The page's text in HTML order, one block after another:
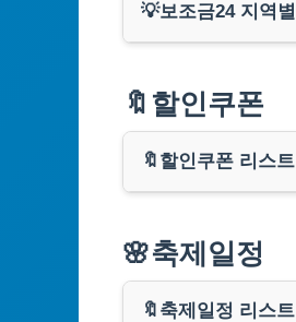
💡보조금24 지역별
부산광역시
대구광역시
인천광역시
광주광역시
🔖할인쿠폰
🔖할인쿠폰 리스트
쿠팡
🌸축제일정
🔖축제일정 리스트